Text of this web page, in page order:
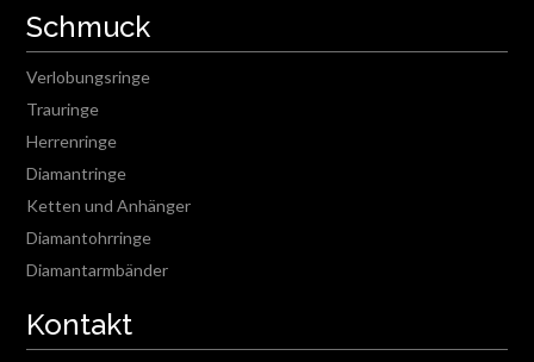
Schmuck
Verlobungsringe
Trauringe
Herrenringe
Diamantringe
Ketten und Anhänger
Diamantohrringe
Diamantarmbänder
Kontakt